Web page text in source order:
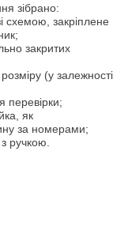
зібрано:
схемою, закріплене
закритих
(у залежності
перевірки;
як
за номерами;
ручкою.